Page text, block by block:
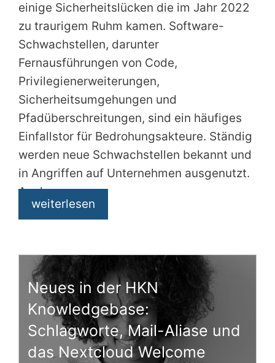
einige Sicherheitslücken die im Jahr 2022
zu traurigem Ruhm kamen. Software-
Schwachstellen, darunter
Fernausführungen von Code,
Privilegienerweiterungen,
Sicherheitsumgehungen und
Pfadüberschreitungen, sind ein häufiges
Einfallstor für Bedrohungsakteure. Ständig
werden neue Schwachstellen bekannt und
in Angriffen auf Unternehmen ausgenutzt.
Auch
weiterlesen
Neues in der HKN
Knowledgebase:
Schlagworte, Mail-Aliase und
das Nextcloud Welcome